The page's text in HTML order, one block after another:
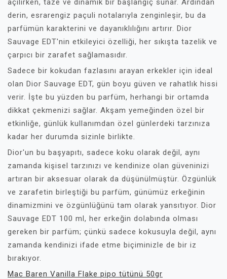
açılırken, taze ve dinamik bir başlangıç sunar. Ardından
derin, esrarengiz paçuli notalarıyla zenginleşir, bu da
parfümün karakterini ve dayanıklılığını artırır. Dior
Sauvage EDT'nin etkileyici özelliği, her sıkışta tazelik ve
çarpıcı bir zarafet sağlamasıdır.
Sadece bir kokudan fazlasını arayan erkekler için ideal
olan Dior Sauvage EDT, gün boyu güven ve rahatlık hissi
verir. İşte bu yüzden bu parfüm, herhangi bir ortamda
dikkat çekmenizi sağlar. Akşam yemeğinden özel bir
etkinliğe, günlük kullanımdan özel günlerdeki tarzınıza
kadar her durumda sizinle birlikte.
Dior'un bu başyapıtı, sadece koku olarak değil, aynı
zamanda kişisel tarzınızı ve kendinize olan güveninizi
artıran bir aksesuar olarak da düşünülmüştür. Özgünlük
ve zarafetin birleştiği bu parfüm, günümüz erkeğinin
dinamizmini ve özgünlüğünü tam olarak yansıtıyor. Dior
Sauvage EDT 100 ml, her erkeğin dolabında olması
gereken bir parfüm; çünkü sadece kokusuyla değil, aynı
zamanda kendinizi ifade etme biçiminizle de bir iz
bırakıyor.
Mac Baren Vanilla Flake pipo tütünü 50gr